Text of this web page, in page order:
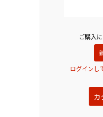
ご購入
ログインし
カ